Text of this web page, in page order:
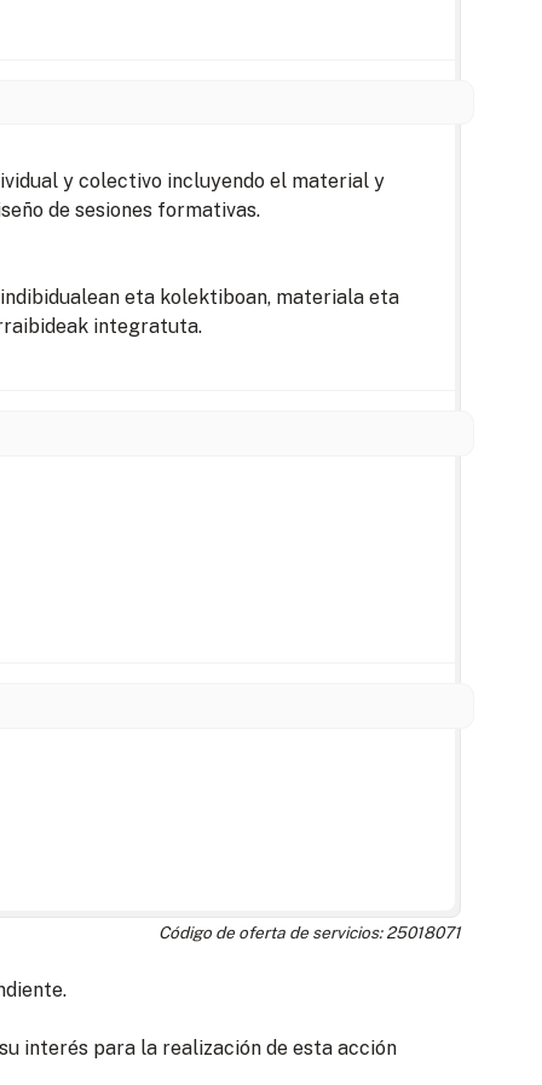
y colectivo incluyendo el material y
de sesiones formativas.
eta kolektiboan, materiala eta
integratuta.
Código de oferta de servicios: 25018071
interés para la realización de esta acción